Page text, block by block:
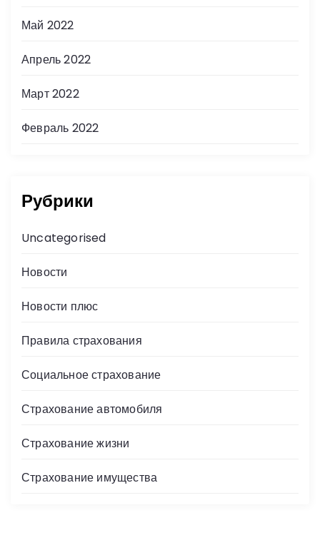
Май 2022
Апрель 2022
Март 2022
Февраль 2022
Рубрики
Uncategorised
Новости
Новости плюс
Правила страхования
Социальное страхование
Страхование автомобиля
Страхование жизни
Страхование имущества